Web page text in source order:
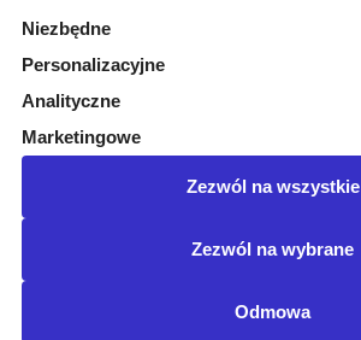
Miejscowość organizatora: Oles...
Podbranze: odzież medyczna i j...
Kraj realizacji: POLSKA
Posiadamy certyfikat:
©Przetargimedyczne.com
Niezbędne
Personalizacyjne
Analityczne
Marketingowe
Zezwól na wszystkie
Zezwól na wybrane
Odmowa